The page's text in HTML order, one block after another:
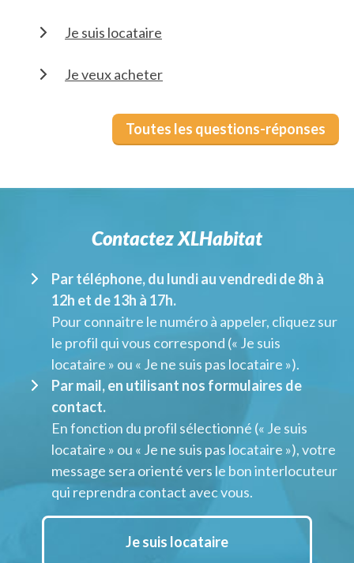
Je suis locataire
Je veux acheter
Toutes les questions-réponses
Contactez XLHabitat
Par téléphone, du lundi au vendredi de 8h à
12h et de 13h à 17h.
Pour connaitre le numéro à appeler, cliquez sur
le profil qui vous correspond (« Je suis
locataire » ou « Je ne suis pas locataire »).
Par mail, en utilisant nos formulaires de
contact.
En fonction du profil sélectionné (« Je suis
locataire » ou « Je ne suis pas locataire »), votre
message sera orienté vers le bon interlocuteur
qui reprendra contact avec vous.
Je suis locataire